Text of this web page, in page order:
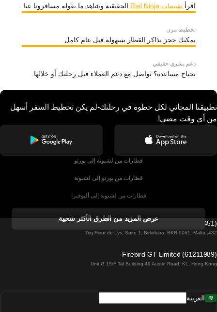
اقرأتقييمات Rail Ninja الحقيقية وشاهد ما يقوله مسافرونا عنا.
تخطيط مرن
يمكنك حجز تذاكر القطار بسهولة قبل عام كامل.
دعم بشري حقيقي
تحتاج مساعدة؟ تواصل مع دعم العملاء قبل رحلتك أو خلالها.
تطبيقنا المجاني لكل خطوة في رحلتك-لم يكن تخطيط السفر أسهل
من أي وقت مضى!
قطارات من لشبونة إلى بورتو
قطارات من بورتو إلى لشبونة
قطارات من لشبونة إلى ألبوفيرا
قطارات من ألبوفيرا إلى لشبونة
قطارات من لشبونة إلى لاغوس
قطارات من لشبونة إلى مدريد
عرض المزيد من الطرق الأكثر شعبية
Firebird GT Limited (OC 1451)
432, Triq Fleur de Lys, Suite 1, Birkirkara, BKR 9061, Malta
Firebird GT Limited (61211989)
Unit G 15/F Tal Building 49 Austin Road, KL, Hong Kong
العربية